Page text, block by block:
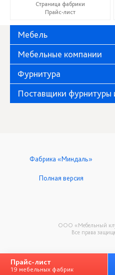
Страница фабрики
Прайс-лист
Мебель
Мебельные компании
Фурнитура
Поставщики
ООО «Мебельный
Все права
Фабрика «Миндаль»
Полная версия
Прайс-лист
19 мебельных фабрик